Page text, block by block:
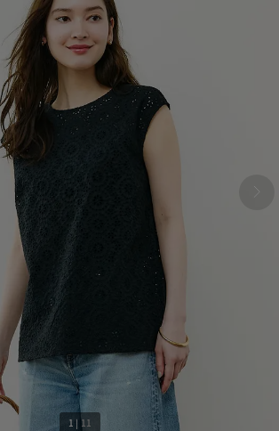
1 | 11